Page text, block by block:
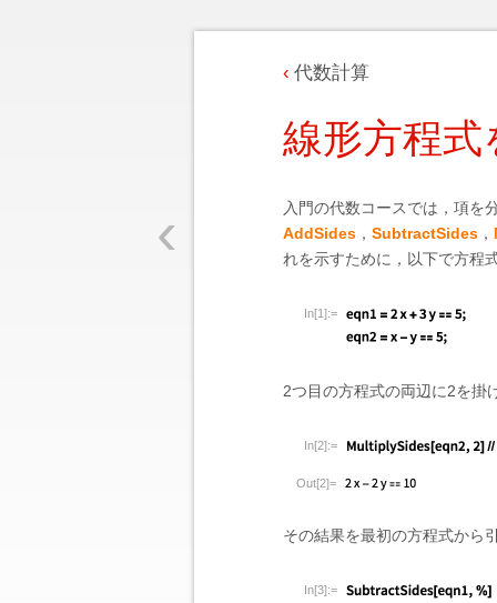
‹
代数計算
線形方程式
入門の代数コースでは，項を
AddSides ， SubtractSides ，
れを示すために，以下で方程
In[1]:=
2つ目の方程式の両辺に2を掛
In[2]:=
Out[2]=
その結果を最初の方程式から
In[3]:=